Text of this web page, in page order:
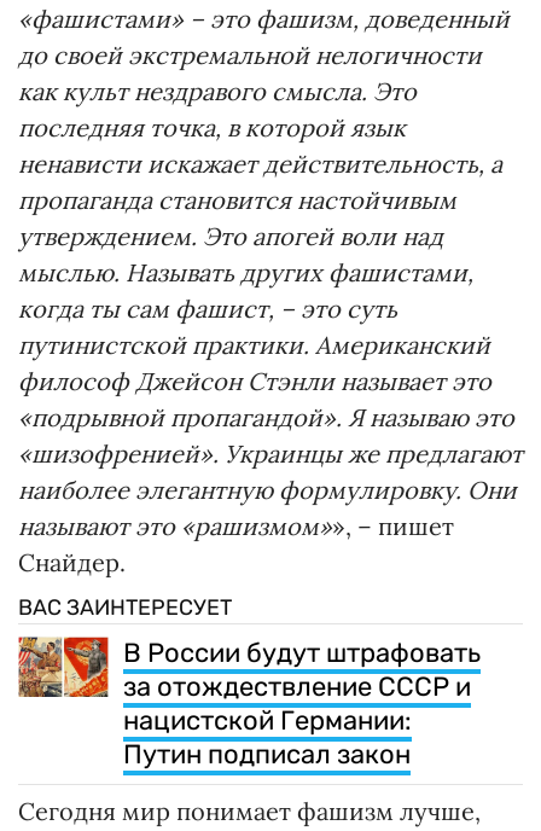
«фашистами» – это фашизм, доведенный
до своей экстремальной нелогичности
как культ нездравого смысла. Это
последняя точка, в которой язык
ненависти искажает действительность, а
пропаганда становится настойчивым
утверждением. Это апогей воли над
мыслью. Называть других фашистами,
когда ты сам фашист, – это суть
путинистской практики. Американский
философ Джейсон Стэнли называет это
«подрывной пропагандой». Я называю это
«шизофренией». Украинцы же предлагают
наиболее элегантную формулировку. Они
называют это «рашизмом»», – пишет
Снайдер.
ВАС ЗАИНТЕРЕСУЕТ
В России будут штрафовать
за отождествление СССР и
нацистской Германии:
Путин подписал закон
Сегодня мир понимает фашизм лучше,